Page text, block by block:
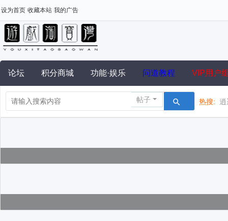
设为首页 收藏本站 我的广告
论坛 积分商城 功能·娱乐 问道教程 VIP用户
帖子 热搜: 逍